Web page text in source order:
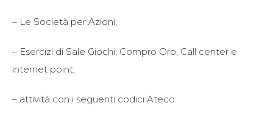
– Le Società per Azioni;
– Esercizi di Sale Giochi, Compro Oro, Call center e
internet point;
– attività con i seguenti codici Ateco: